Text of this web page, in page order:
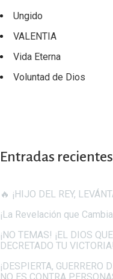
Ungido
VALENTIA
Vida Eterna
Voluntad de Dios
Entradas recientes
🔥 ¡HIJO DEL REY,
¡La Revelación que
¡NO TEMAS! ¡EL DIOS
DECRETADO TU VICTORIA!
¡DESPIERTA, GUERRERO